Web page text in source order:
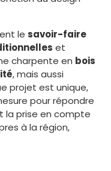
le savoir-faire
et
charpente en bois
, mais aussi
projet est unique,
pour répondre
la prise en compte
à la région,